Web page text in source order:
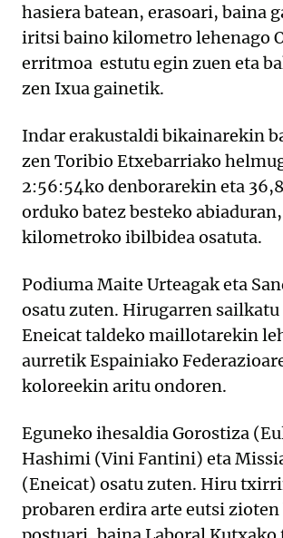
hasiera batean, erasoari, baina
iritsi baino kilometro lehenago
erritmoa estutu egin zuen eta
zen Ixua gainetik.
Indar erakustaldi bikainarekin
zen Toribio Etxebarriako
2:56:54ko denborarekin eta
orduko batez besteko
kilometroko ibilbidea osatuta.
Podiuma Maite Urteagak eta
osatu zuten. Hirugarren sailkatu
Eneicat taldeko maillotarekin
aurretik Espainiako
koloreekin aritu ondoren.
Eguneko ihesaldia Gorostiza
Hashimi (Vini Fantini) eta
(Eneicat) osatu zuten. Hiru
probaren erdira arte eutsi